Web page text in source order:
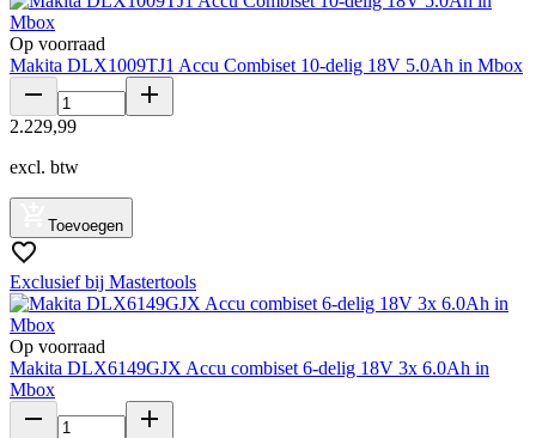
Op voorraad
Makita DLX1009TJ1 Accu Combiset 10-delig 18V 5.0Ah in Mbox
2.229,99
excl. btw
Toevoegen
Exclusief bij Mastertools
Op voorraad
Makita DLX6149GJX Accu combiset 6-delig 18V 3x 6.0Ah in
Mbox